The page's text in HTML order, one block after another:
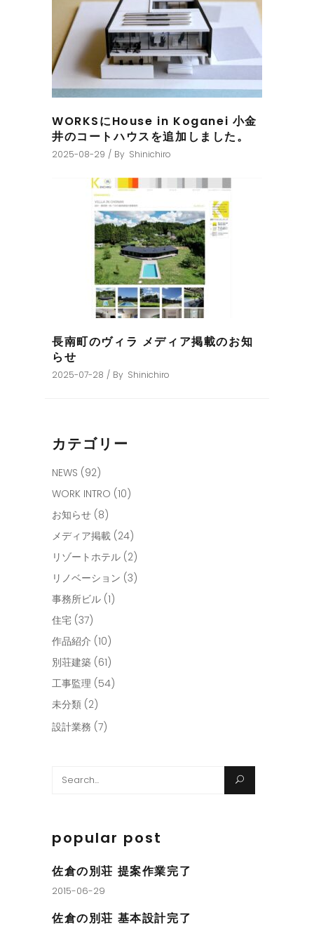
WORKSにHouse in Koganei 小金
井のコートハウスを追加しました。
2025-08-29 By Shinichiro
長南町のヴィラ メディア掲載のお知
らせ
2025-07-28 By Shinichiro
カテゴリー
NEWS (92)
WORK INTRO (10)
お知らせ (8)
メディア掲載 (24)
リゾートホテル (2)
リノベーション (3)
事務所ビル (1)
住宅 (37)
作品紹介 (10)
別荘建築 (61)
工事監理 (54)
未分類 (2)
設計業務 (7)
Search
popular post
佐倉の別荘 提案作業完了
2015-06-29
佐倉の別荘 基本設計完了